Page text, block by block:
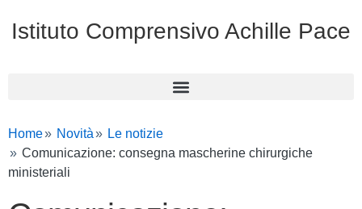
Istituto Comprensivo Achille Pace
Home Novità
Le notizie
Comunicazione: consegna mascherine chirurgiche
ministeriali